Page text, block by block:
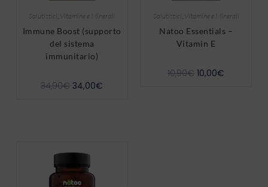
Salutistici Vitamine e Minerali
Immune Boost (supporto
del sistema
immunitario)
34,90€ 34,00€
Salutistici Vitamine e Minerali
Natoo Essentials –
Vitamin E
10,90€ 10,00€